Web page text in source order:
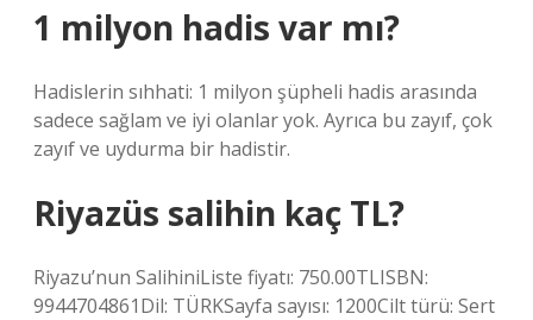
1 milyon hadis var mı?
Hadislerin sıhhati: 1 milyon şüpheli hadis arasında
sadece sağlam ve iyi olanlar yok. Ayrıca bu zayıf, çok
zayıf ve uydurma bir hadistir.
Riyazüs salihin kaç TL?
Riyazu’nun SalihiniListe fiyatı: 750.00TLISBN:
9944704861Dil: TÜRKSayfa sayısı: 1200Cilt türü: Sert